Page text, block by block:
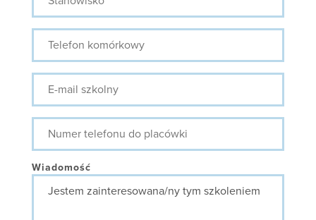
Telefon
komórkowy
E-
mail
szkolny
Numer
telefonu
do
Wiadomość